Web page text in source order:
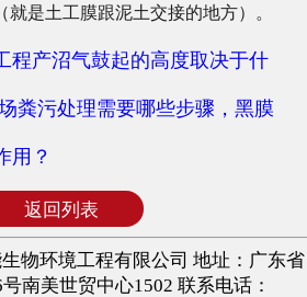
就是土工膜跟泥土交接的地方）。
程产沼气鼓起的高度取决于什
粪污处理需要哪些步骤，黑膜
用？
返回列表
物环境工程有限公司 地址：广东省
南美世贸中心1502 联系电话：